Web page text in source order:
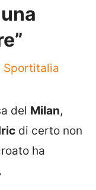
Sportitalia
del Milan,
di certo non
ha